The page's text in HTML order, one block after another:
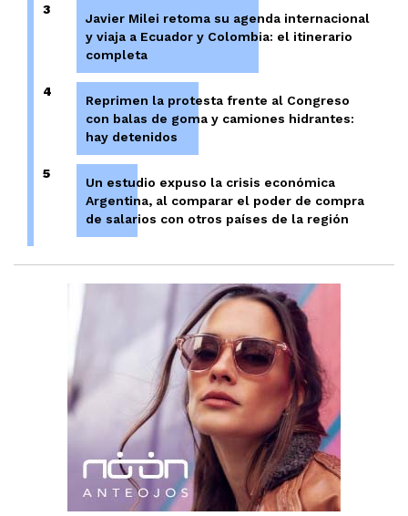
3
Javier Milei retoma su agenda internacional
y viaja a Ecuador y Colombia: el itinerario
completa
4
Reprimen la protesta frente al Congreso
con balas de goma y camiones hidrantes:
hay detenidos
5
Un estudio expuso la crisis económica
Argentina, al comparar el poder de compra
de salarios con otros países de la región